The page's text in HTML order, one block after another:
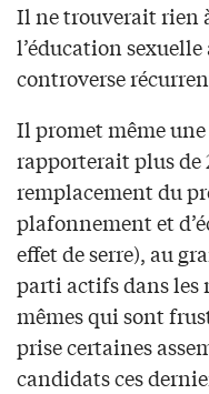
Il ne trouverait rien
l’éducation
controverse
Il promet même
rapporterait plus de
remplacement du
plafonnement et
effet de serre), au
parti actifs dans les
mêmes qui sont
prise certaines
candidats ces